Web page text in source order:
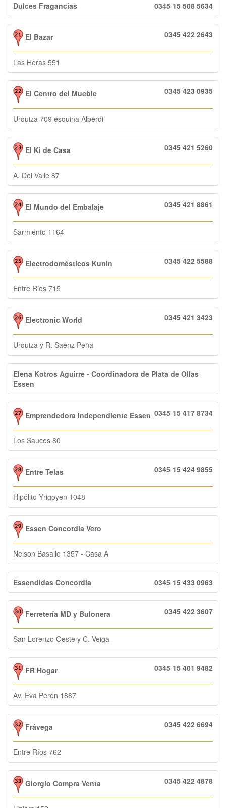
Dulces Fragancias 0345 15 508 5634
El Bazar 0345 422 2643
Las Heras 551
El Centro del Mueble 0345 423 0935
Urquiza 709 esquina Alberdi
El Ki de Casa 0345 421 5260
A. Del Valle 87
El Mundo del Embalaje 0345 421 8861
Sarmiento 1164
Electrodomésticos Kunin 0345 422 5588
Entre Rios 715
Electronic World 0345 421 3423
Urquiza y R. Saenz Peña
Elena Kotros Aguirre - Coordinadora de Plata de Ollas
Essen
Emprendedora Independiente Essen 0345 15 417 8734
Los Sauces 80
Entre Telas 0345 15 424 9855
Hipólito Yrigoyen 1048
Essen Concordia Vero
Nelson Basallo 1357 - Casa A
Essendidas Concordia 0345 15 433 0963
Ferretería MD y Bulonera 0345 422 3607
San Lorenzo Oeste y C. Veiga
FR Hogar 0345 15 401 9482
Av. Eva Perón 1887
Frávega 0345 422 6694
Entre Ríos 762
Giorgio Compra Venta 0345 422 4878